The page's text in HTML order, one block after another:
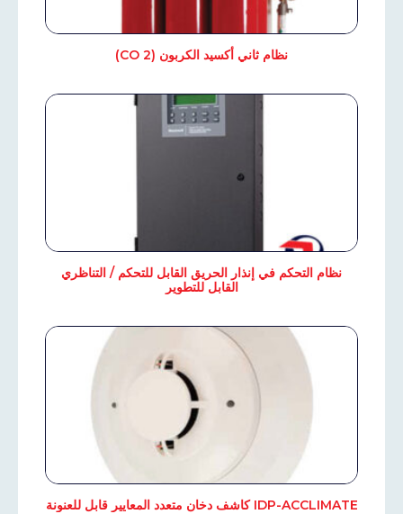
نظام ثاني أكسيد الكربون (CO 2)
نظام التحكم في إنذار الحريق القابل للتحكم / التناظري
القابل للتطوير
IDP-ACCLIMATE كاشف دخان متعدد المعايير قابل للعنونة